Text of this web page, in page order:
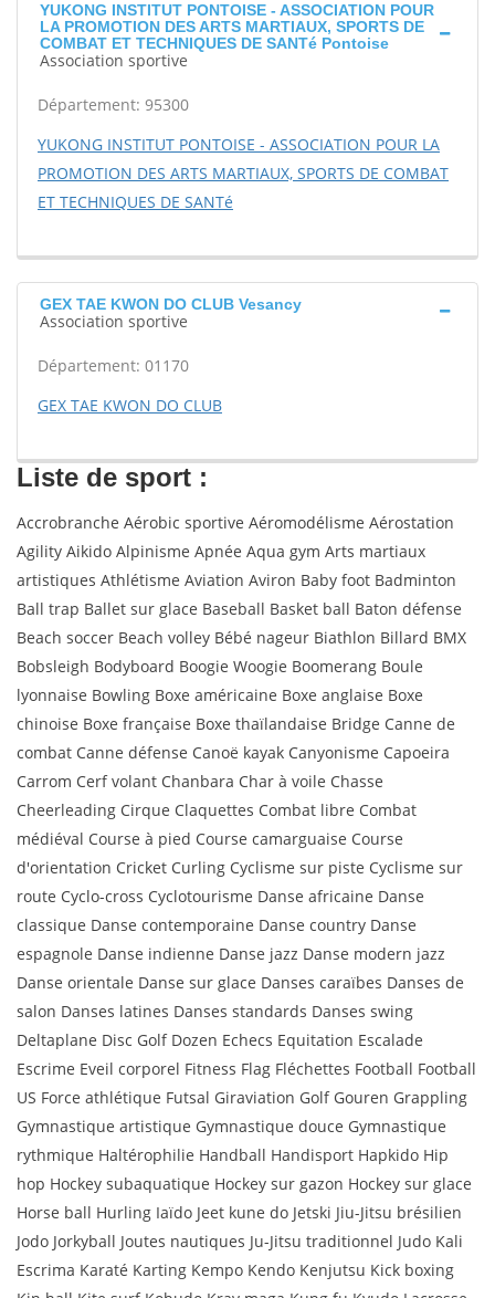
YUKONG INSTITUT PONTOISE - ASSOCIATION POUR
LA PROMOTION DES ARTS MARTIAUX, SPORTS DE
COMBAT ET TECHNIQUES DE SANTé Pontoise
Association sportive
Département: 95300
YUKONG INSTITUT PONTOISE - ASSOCIATION POUR LA
PROMOTION DES ARTS MARTIAUX, SPORTS DE COMBAT
ET TECHNIQUES DE SANTé
GEX TAE KWON DO CLUB Vesancy
Association sportive
Département: 01170
GEX TAE KWON DO CLUB
Liste de sport :
Accrobranche Aérobic sportive Aéromodélisme Aérostation
Agility Aikido Alpinisme Apnée Aqua gym Arts martiaux
artistiques Athlétisme Aviation Aviron Baby foot Badminton
Ball trap Ballet sur glace Baseball Basket ball Baton défense
Beach soccer Beach volley Bébé nageur Biathlon Billard BMX
Bobsleigh Bodyboard Boogie Woogie Boomerang Boule
lyonnaise Bowling Boxe américaine Boxe anglaise Boxe
chinoise Boxe française Boxe thaïlandaise Bridge Canne de
combat Canne défense Canoë kayak Canyonisme Capoeira
Carrom Cerf volant Chanbara Char à voile Chasse
Cheerleading Cirque Claquettes Combat libre Combat
médiéval Course à pied Course camarguaise Course
d'orientation Cricket Curling Cyclisme sur piste Cyclisme sur
route Cyclo-cross Cyclotourisme Danse africaine Danse
classique Danse contemporaine Danse country Danse
espagnole Danse indienne Danse jazz Danse modern jazz
Danse orientale Danse sur glace Danses caraïbes Danses de
salon Danses latines Danses standards Danses swing
Deltaplane Disc Golf Dozen Echecs Equitation Escalade
Escrime Eveil corporel Fitness Flag Fléchettes Football Football
US Force athlétique Futsal Giraviation Golf Gouren Grappling
Gymnastique artistique Gymnastique douce Gymnastique
rythmique Haltérophilie Handball Handisport Hapkido Hip
hop Hockey subaquatique Hockey sur gazon Hockey sur glace
Horse ball Hurling Iaïdo Jeet kune do Jetski Jiu-Jitsu brésilien
Jodo Jorkyball Joutes nautiques Ju-Jitsu traditionnel Judo Kali
Escrima Karaté Karting Kempo Kendo Kenjutsu Kick boxing